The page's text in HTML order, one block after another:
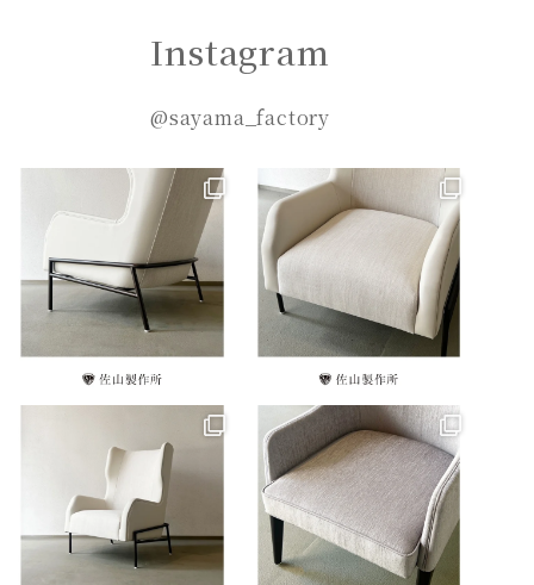
Instagram
@sayama_factory